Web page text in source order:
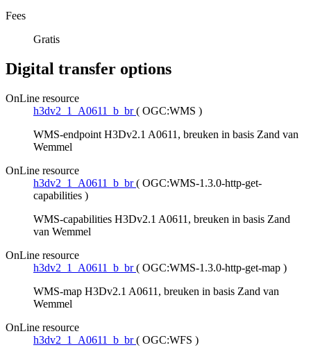
Fees
Gratis
Digital transfer options
OnLine resource
h3dv2_1_A0611_b_br ( OGC:WMS )
WMS-endpoint H3Dv2.1 A0611, breuken in basis Zand van
Wemmel
OnLine resource
h3dv2_1_A0611_b_br ( OGC:WMS-1.3.0-http-get-
capabilities )
WMS-capabilities H3Dv2.1 A0611, breuken in basis Zand
van Wemmel
OnLine resource
h3dv2_1_A0611_b_br ( OGC:WMS-1.3.0-http-get-map )
WMS-map H3Dv2.1 A0611, breuken in basis Zand van
Wemmel
OnLine resource
h3dv2_1_A0611_b_br ( OGC:WFS )